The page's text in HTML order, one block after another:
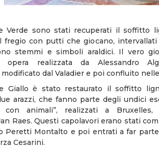
Verde sono stati recuperati il soffitto
fregio con putti che giocano,
stemmi e simboli araldici. Il vero
opera realizzata da Alessandro
dal Valadier e poi confluito
Giallo è stato restaurato il soffitto
arazzi, che fanno parte degli undici
con animali”, realizzati a
Raes. Questi capolavori erano stati
Peretti Montalto e poi entrati a far
Cesarini.